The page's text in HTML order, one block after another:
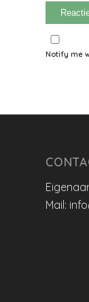
Notify me
Mail: